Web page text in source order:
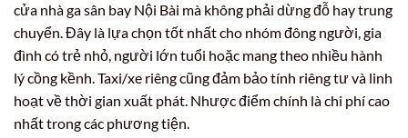
cửa nhà ga sân bay Nội Bài mà không phải dừng đỗ hay trung
chuyển. Đây là lựa chọn tốt nhất cho nhóm đông người, gia
đình có trẻ nhỏ, người lớn tuổi hoặc mang theo nhiều hành
lý cồng kềnh. Taxi/xe riêng cũng đảm bảo tính riêng tư và linh
hoạt về thời gian xuất phát. Nhược điểm chính là chi phí cao
nhất trong các phương tiện.